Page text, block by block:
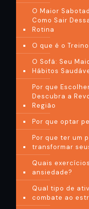
O Maior
Como Sair
Rotina
O que é o Treino
O Sofá: Seu
Hábitos
Por que
Descubra a
Região
Por que optar
Por que ter um
transformar
Quais
ansiedade?
Qual tipo de
combate ao